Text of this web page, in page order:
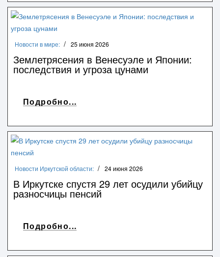
Новости в мире: 25 июня 2026
Землетрясения в Венесуэле и Японии:
последствия и угроза цунами
Подробно...
Новости Иркутской области: 24 июня 2026
В Иркутске спустя 29 лет осудили убийцу
разносчицы пенсий
Подробно...